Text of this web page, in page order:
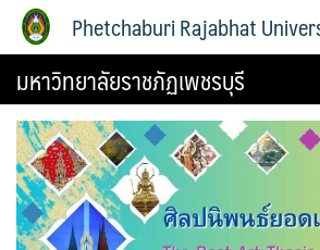
Phetchaburi Rajabhat
มหาวิทยาลัยราชภัฏเพชรบุรี